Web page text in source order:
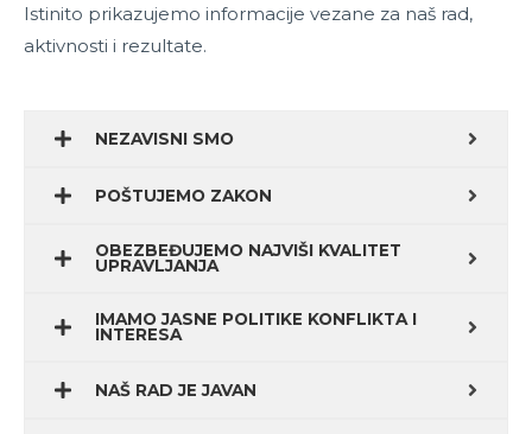
Istinito prikazujemo informacije vezane za naš rad,
aktivnosti i rezultate.
NEZAVISNI SMO
POŠTUJEMO ZAKON
OBEZBEĐUJEMO NAJVIŠI KVALITET
UPRAVLJANJA
IMAMO JASNE POLITIKE KONFLIKTA I
INTERESA
NAŠ RAD JE JAVAN